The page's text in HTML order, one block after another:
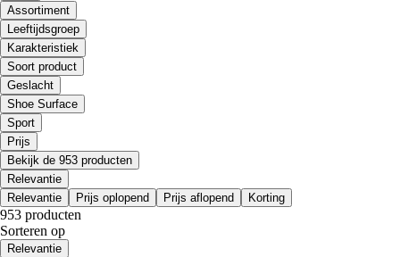
Assortiment
Leeftijdsgroep
Karakteristiek
Soort product
Geslacht
Shoe Surface
Sport
Prijs
Bekijk de 953 producten
Relevantie
Relevantie
Prijs oplopend Prijs aflopend Korting
953 producten
Sorteren op
Relevantie